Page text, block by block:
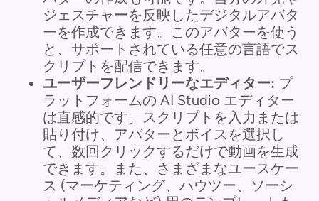
ジェスチャーを反映したデジタルアバタ
ーを作成できます。このアバターを使う
と、サポートされている任意の言語でス
クリプトを配信できます。
ユーザーフレンドリーなエディター: プ
ラットフォームの AI Studio エディター
は直感的です。スクリプトを入力または
貼り付け、アバターとボイスを選択し
て、数回クリックするだけで動画を生成
できます。また、さまざまなユースケー
ス (マーケティング、ハウツー、ソーシ